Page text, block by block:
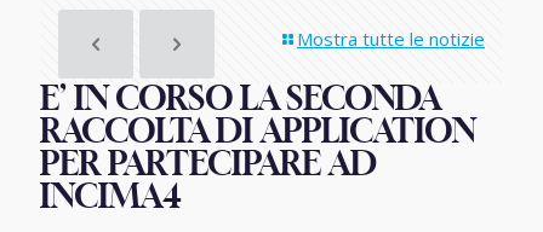
Mostra tutte le notizie
E’ IN CORSO LA SECONDA
RACCOLTA DI APPLICATION
PER PARTECIPARE AD
INCIMA4